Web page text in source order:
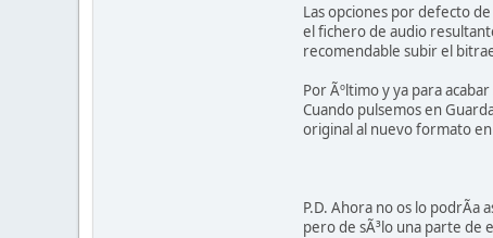
Las opciones por defecto
el fichero de audio
recomendable subir el
Por Ãºltimo y ya para
Cuando pulsemos en
original al nuevo formato
P.D. Ahora no os lo
pero de sÃ³lo una parte de